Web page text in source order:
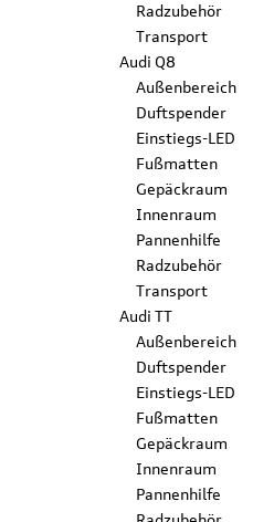
Radzubehör
Transport
Audi Q8
Außenbereich
Duftspender
Einstiegs-LED
Fußmatten
Gepäckraum
Innenraum
Pannenhilfe
Radzubehör
Transport
Audi TT
Außenbereich
Duftspender
Einstiegs-LED
Fußmatten
Gepäckraum
Innenraum
Pannenhilfe